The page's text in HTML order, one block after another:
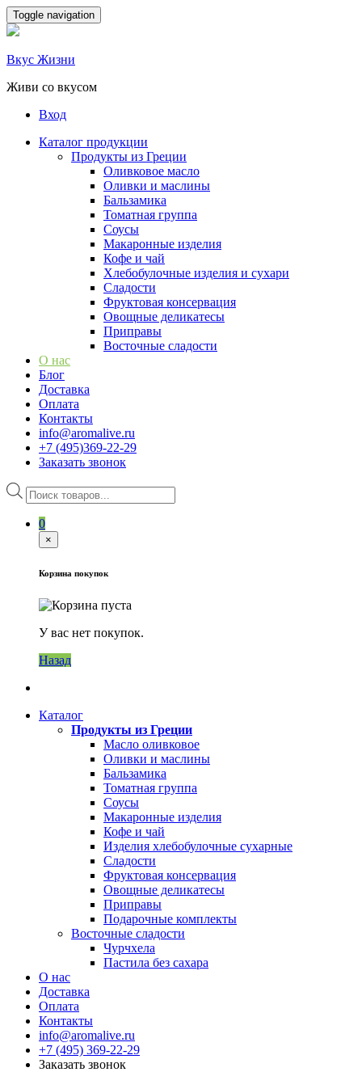
Skip
to
Toggle navigation
Вкус Жизни
Живи со вкусом
Вход
Каталог продукции
Продукты из Греции
Оливковое масло
Оливки и маслины
Бальзамика
Томатная группа
Соусы
Макаронные изделия
Кофе и чай
Хлебобулочные изделия и сухари
Сладости
Фруктовая консервация
Овощные деликатесы
Приправы
Восточные сладости
О нас
Блог
Доставка
Оплата
Контакты
info@aromalive.ru
+7 (495)369-22-29
Заказать звонок
Поиск
товаров
0
×
Корзина покупок
У вас нет покупок.
Назад
Каталог
Продукты из Греции
Масло оливковое
Оливки и маслины
Бальзамика
Томатная группа
Соусы
Макаронные изделия
Кофе и чай
Изделия хлебобулочные сухарные
Сладости
Фруктовая консервация
Овощные деликатесы
Приправы
Подарочные комплекты
Восточные сладости
Чурчхела
Пастила без сахара
О нас
Доставка
Оплата
Контакты
info@aromalive.ru
+7 (495) 369-22-29
Заказать звонок